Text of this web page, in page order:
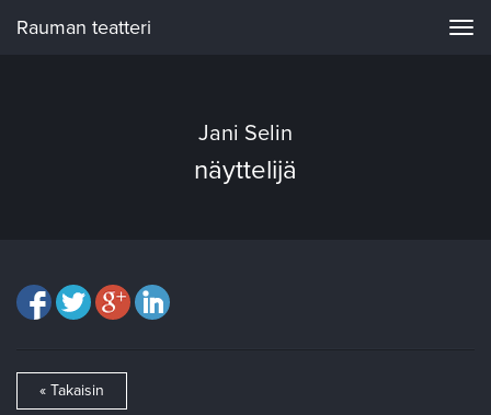
Rauman teatteri
Jani Selin
näyttelijä
« Takaisin